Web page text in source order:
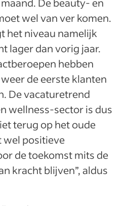
wel van ver komen.
het niveau namelijk
lager dan vorig jaar.
hebben
de eerste klanten
De vacaturetrend
wellness-sector is dus
terug op het oude
wel positieve
de toekomst mits de
kracht blijven”, aldus